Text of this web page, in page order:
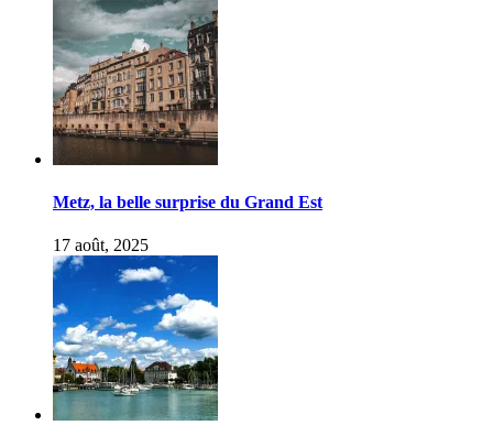
Metz, la belle surprise du Grand Est
17 août, 2025